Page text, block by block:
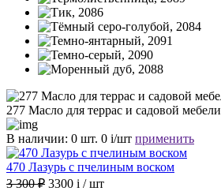
277 Масло для террас и садовой мебели
В наличии: 0 шт. 0 i/шт применить
470 Лазурь с пчелиным воском
3 300 ₽ 3300 i / шт